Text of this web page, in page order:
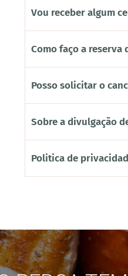
Vou receber algum
Como faço a reserva
Posso solicitar o
Sobre a divulgação
Politica de